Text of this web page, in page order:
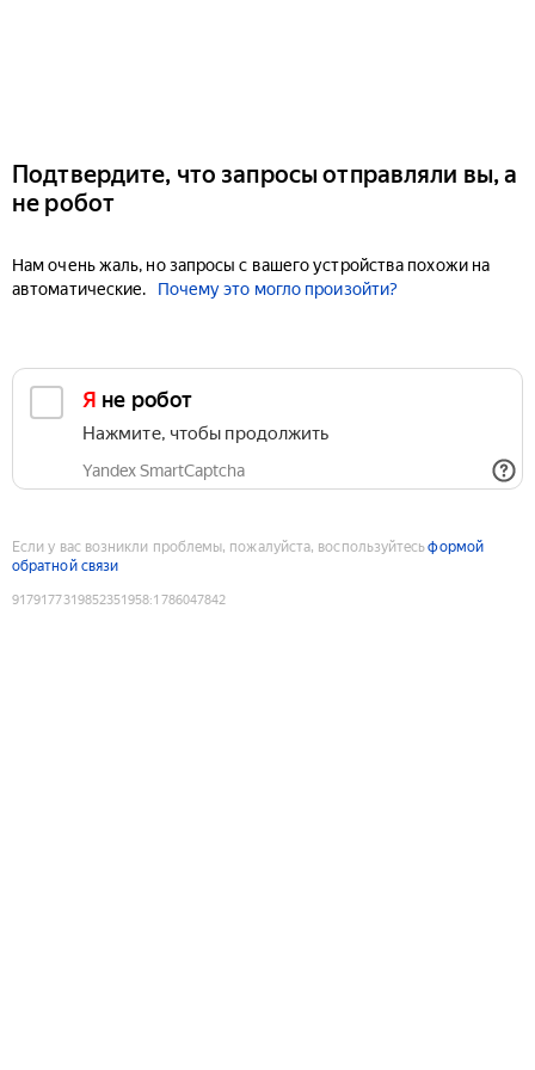
Подтвердите, что запросы отправляли вы, а
не робот
Нам очень жаль, но запросы с вашего устройства похожи на
автоматические.
Почему это могло произойти?
Я не робот
Нажмите, чтобы продолжить
Yandex SmartCaptcha
Если у вас возникли проблемы, пожалуйста, воспользуйтесьформой
обратной связи
9179177319852351958:1786047842